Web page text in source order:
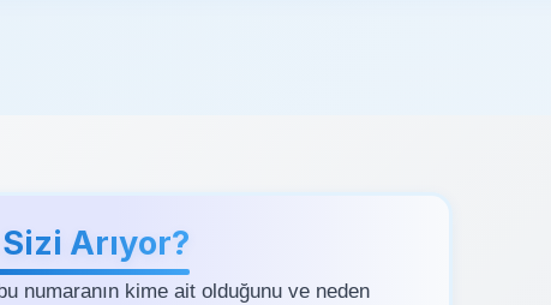
Arıyor?
numaranın kime ait olduğunu ve neden